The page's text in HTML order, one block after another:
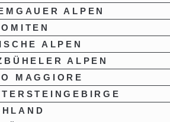
ALPEN
ALPEN
ALPEN
MAGGIORE